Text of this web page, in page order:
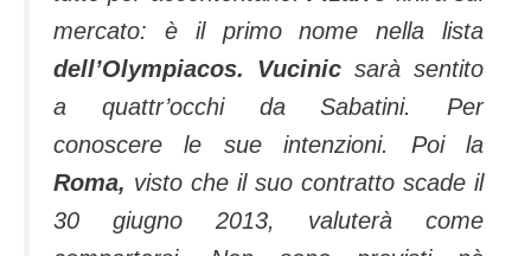
mercato: è il primo nome nella lista
dell’Olympiacos. Vucinic sarà sentito
a quattr’occhi da Sabatini. Per
conoscere le sue intenzioni. Poi la
Roma, visto che il suo contratto scade il
30 giugno 2013, valuterà come